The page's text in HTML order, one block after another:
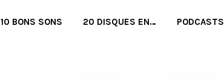
10 BONS SONS 20 DISQUES EN… PODCASTS